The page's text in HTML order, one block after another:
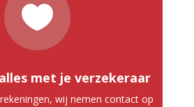

met je verzekeraar
wij nemen contact op